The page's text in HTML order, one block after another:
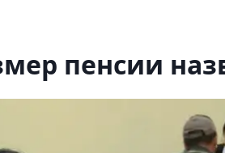
пенсии